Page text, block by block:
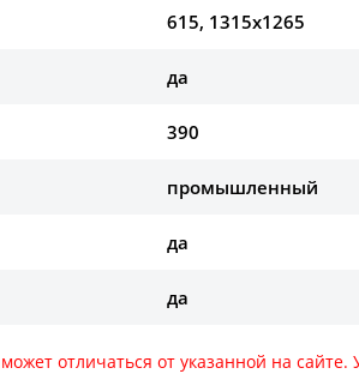
615, 1315х1265
да
390
промышленный
да
да
отличаться от указанной на